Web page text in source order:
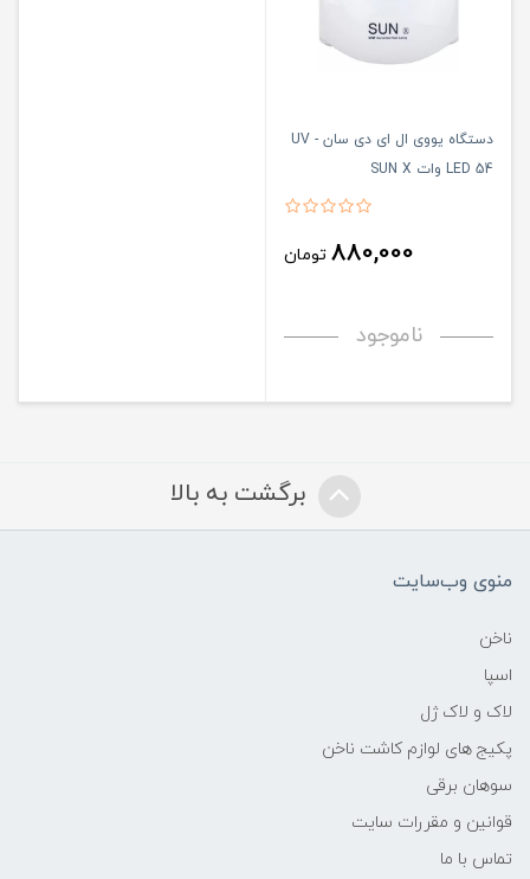
دستگاه یووی ال ای دی سان UV -
LED 54 وات SUN X
880,000 تومان
ناموجود
برگشت به بالا
منوی وب‌سایت
ناخن
اسپا
لاک و لاک ژل
پکیج های لوازم کاشت ناخن
سوهان برقی
قوانین و مقررات سایت
تماس با ما